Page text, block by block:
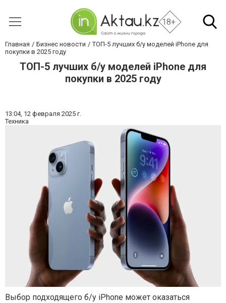
18+
Главная Бизнес новости
ТОП-5 лучших б/у моделей iPhone для
покупки в 2025 году
ТОП-5 лучших б/у моделей iPhone для
покупки в 2025 году
13:04, 12 февраля 2025 г.
Техника
Выбор подходящего б/у iPhone может оказаться